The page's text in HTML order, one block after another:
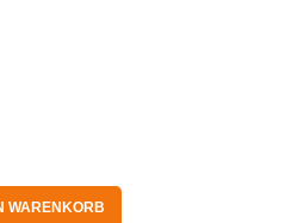
WARENKORB